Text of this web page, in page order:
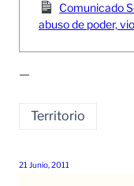
Comunicado
abuso de poder,
—
Territorio
21 Junio, 2011